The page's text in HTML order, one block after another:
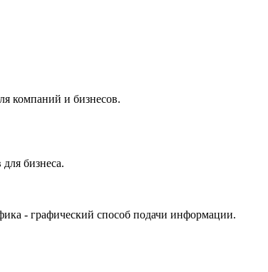
компаний и бизнесов.
бизнеса.
- графический способ подачи информации.